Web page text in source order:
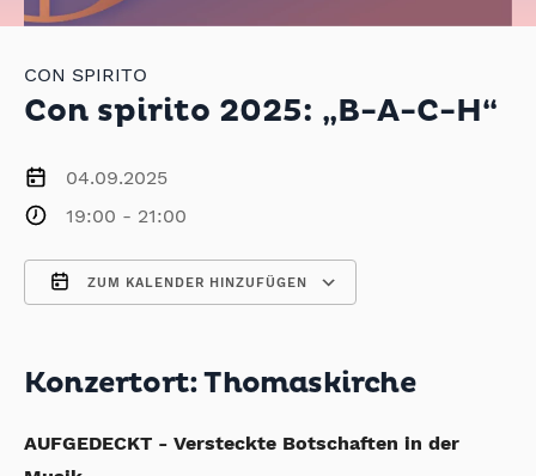
CON SPIRITO
Con spirito 2025: „B-A-C-H“
04.09.2025
19:00 - 21:00
ZUM KALENDER HINZUFÜGEN
Konzertort: Thomaskirche
AUFGEDECKT - Versteckte Botschaften in der